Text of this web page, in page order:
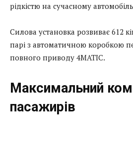
рідкістю на сучасному
Силова установка розвиває 612
парі з автоматичною коробкою
повного приводу 4MATIC.
Максимальний
пасажирів